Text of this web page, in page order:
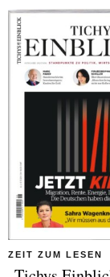
ZEIT ZUM LESEN